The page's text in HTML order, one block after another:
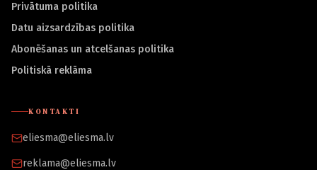
Privātuma politika
Datu aizsardzības politika
Abonēšanas un atcelšanas politika
Politiskā reklāma
KONTAKTI
eliesma@eliesma.lv
reklama@eliesma.lv